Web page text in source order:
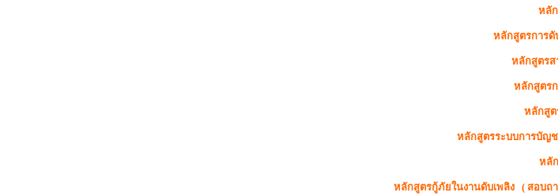
หลั
หลักสูตรการดั
หลักสูตรส
หลักสูตร
หลักสูต
หลักสูตรระบบการบัญช
หลั
หลักสูตรกู้ภัยในงานดับเพลิง ( สอบถ